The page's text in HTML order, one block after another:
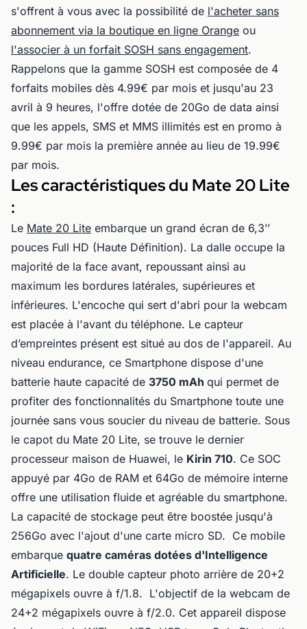
s'offrent à vous avec la possibilité de l'acheter sans
abonnement via la boutique en ligne Orange ou
l'associer à un forfait SOSH sans engagement.
Rappelons que la gamme SOSH est composée de 4
forfaits mobiles dès 4.99€ par mois et jusqu'au 23
avril à 9 heures, l'offre dotée de 20Go de data ainsi
que les appels, SMS et MMS illimités est en promo à
9.99€ par mois la première année au lieu de 19.99€
par mois.
Les caractéristiques du Mate 20 Lite
:
Le Mate 20 Lite embarque un grand écran de 6,3’’
pouces Full HD (Haute Définition). La dalle occupe la
majorité de la face avant, repoussant ainsi au
maximum les bordures latérales, supérieures et
inférieures. L'encoche qui sert d'abri pour la webcam
est placée à l'avant du téléphone. Le capteur
d’empreintes présent est situé au dos de l'appareil. Au
niveau endurance, ce Smartphone dispose d'une
batterie haute capacité de 3750 mAh qui permet de
profiter des fonctionnalités du Smartphone toute une
journée sans vous soucier du niveau de batterie. Sous
le capot du Mate 20 Lite, se trouve le dernier
processeur maison de Huawei, le Kirin 710. Ce SOC
appuyé par 4Go de RAM et 64Go de mémoire interne
offre une utilisation fluide et agréable du smartphone.
La capacité de stockage peut être boostée jusqu'à
256Go avec l'ajout d'une carte micro SD. Ce mobile
embarque quatre caméras dotées d'Intelligence
Artificielle. Le double capteur photo arrière de 20+2
mégapixels ouvre à f/1.8. L'objectif de la webcam de
24+2 mégapixels ouvre à f/2.0. Cet appareil dispose